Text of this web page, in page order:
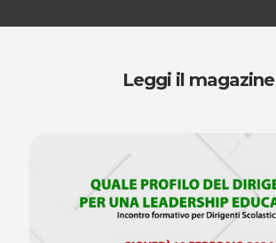
Leggi il magazine